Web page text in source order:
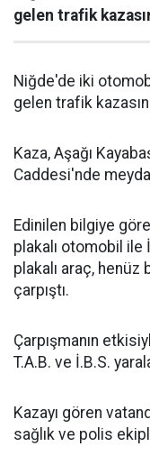
gelen trafik
Niğde'de iki
gelen trafik
Kaza, Aşağı
Caddesi'nde
Edinilen bilgiye
plakalı otomobil ile
plakalı araç,
çarpıştı.
Çarpışmanın
T.A.B. ve İ.B.S.
Kazayı gören
sağlık ve polis